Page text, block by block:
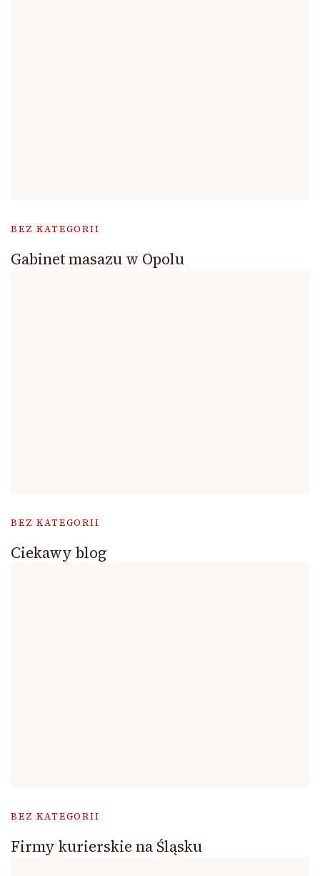
BEZ KATEGORII
Gabinet masazu w Opolu
BEZ KATEGORII
Ciekawy blog
BEZ KATEGORII
Firmy kurierskie na Śląsku